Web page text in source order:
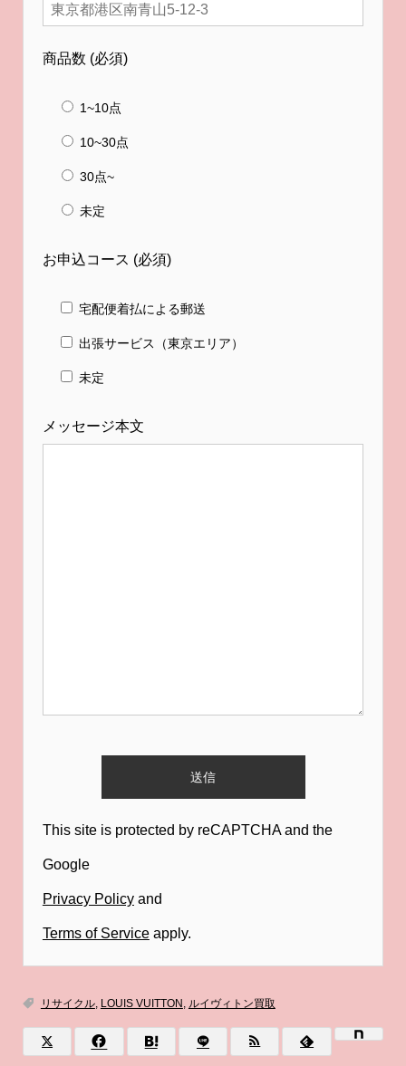
商品数 (必須)
1~10点
10~30点
30点~
未定
お申込コース (必須)
宅配便着払による郵送
出張サービス（東京エリア）
未定
メッセージ本文
This site is protected by reCAPTCHA and the
Google
Privacy Policyand
Terms of Serviceapply.
リサイクル, LOUIS VUITTON , ルイヴィトン買取